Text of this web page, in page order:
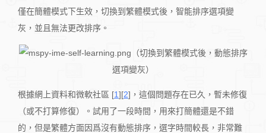
僅在簡體模式下生效，切換到繁體模式後，智能排序選項變
灰，並且無法更改排序。
（切換到繁體模式後，動態排序
選項變灰）
根據網上資料和微軟社區 [1][2]，這個問題存在已久，暫未修復
（或不打算修復）。試用了一段時間，用來打簡體還是不錯
的，但是繁體方面因爲沒有動態排序，選字時間較長，非常難